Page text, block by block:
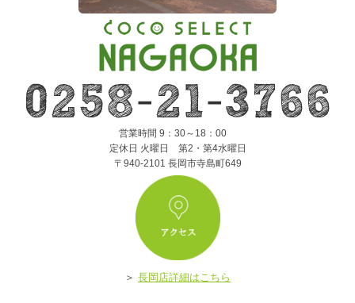
営業時間 9：30～18：00
定休日 火曜日 第2・第4水曜日
〒940-2101 長岡市寺島町649
＞ 長岡店詳細はこちら